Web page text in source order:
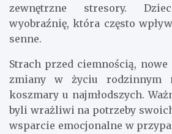
zewnętrzne stresory.
wyobraźnię, która często
senne.
Strach przed ciemnością, nowe
zmiany w życiu rodzinnym
koszmary u najmłodszych.
byli wrażliwi na potrzeby
wsparcie emocjonalne w